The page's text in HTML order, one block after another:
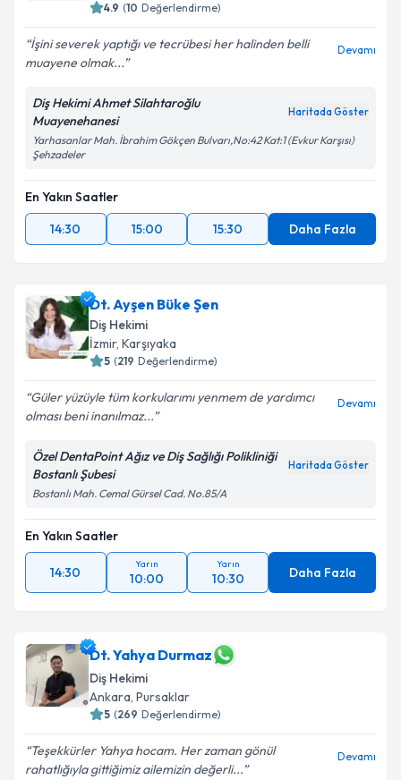
4.9 (10 Değerlendirme)
İşini severek yaptığı ve tecrübesi her halinden belli
muayene olmak...
Devamı
Diş Hekimi Ahmet Silahtaroğlu
Muayenehanesi
Haritada Göster
Yarhasanlar Mah. İbrahim Gökçen Bulvarı,No:42 Kat:1 (Evkur Karşısı)
Şehzadeler
En Yakın Saatler
14:30
15:00 15:30 Daha Fazla
Dt. Ayşen Büke Şen
Diş Hekimi
İzmir, Karşıyaka
5 (219 Değerlendirme)
Güler yüzüyle tüm korkularımı yenmem de yardımcı
olması beni inanılmaz...
Devamı
Özel DentaPoint Ağız ve Diş Sağlığı Polikliniği
Bostanlı Şubesi
Haritada Göster
Bostanlı Mah. Cemal Gürsel Cad. No.85/A
En Yakın Saatler
14:30
Yarın
10:00
Yarın
10:30 Daha Fazla
Dt. Yahya Durmaz
Diş Hekimi
Ankara, Pursaklar
5 (269 Değerlendirme)
Teşekkürler Yahya hocam. Her zaman gönül
rahatlığıyla gittiğimiz ailemizin değerli...
Devamı